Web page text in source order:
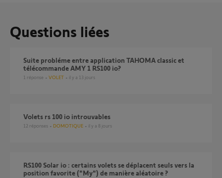
Questions liées
Suite probléme entre application TAHOMA classic et
télécommande AMY 1 RS100 io?
1 réponse VOLET il y a 13 jours
Volets rs 100 io introuvables
12 réponses DOMOTIQUE il y a 8 jours
RS100 Solar io : certains volets se déplacent seuls vers la
position favorite ("My") de manière aléatoire ?